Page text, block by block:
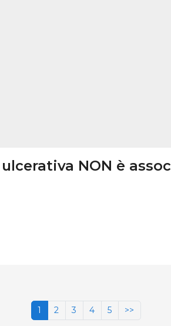
NON è
1 2 3 4 5 >>